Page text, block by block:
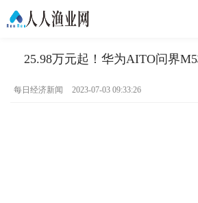
25.98万元起！华为AITO问界
每日经济新闻 2023-07-03 09:33:26